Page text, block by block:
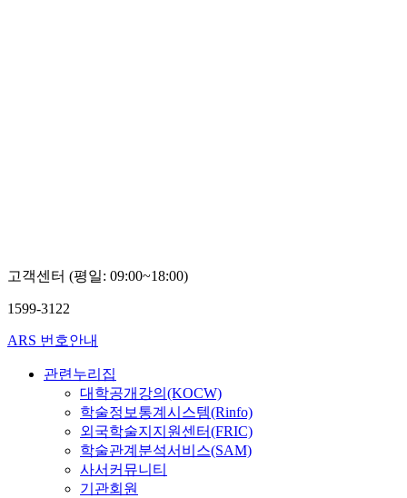
고객센터 (평일: 09:00~18:00)
1599-3122
ARS 번호안내
관련누리집
대학공개강의(KOCW)
학술정보통계시스템(Rinfo)
외국학술지지원센터(FRIC)
학술관계분석서비스(SAM)
사서커뮤니티
기관회원